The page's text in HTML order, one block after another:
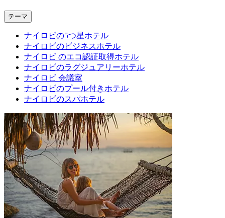
テーマ
ナイロビの5つ星ホテル
ナイロビのビジネスホテル
ナイロビ のエコ認証取得ホテル
ナイロビのラグジュアリーホテル
ナイロビ 会議室
ナイロビのプール付きホテル
ナイロビのスパホテル